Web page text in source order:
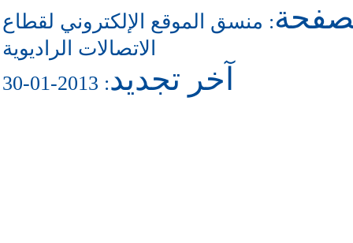
: منسق الموقع الإلكتروني لقطاع
الاتصالات الراديوية
آخر تجديد: 2013-01-30